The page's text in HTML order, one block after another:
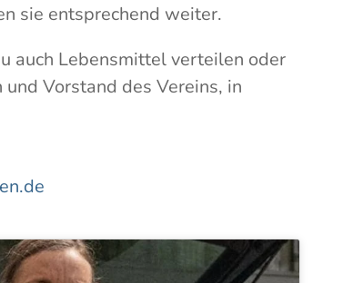
sie entsprechend weiter.
auch Lebensmittel verteilen oder
Vorstand des Vereins, in